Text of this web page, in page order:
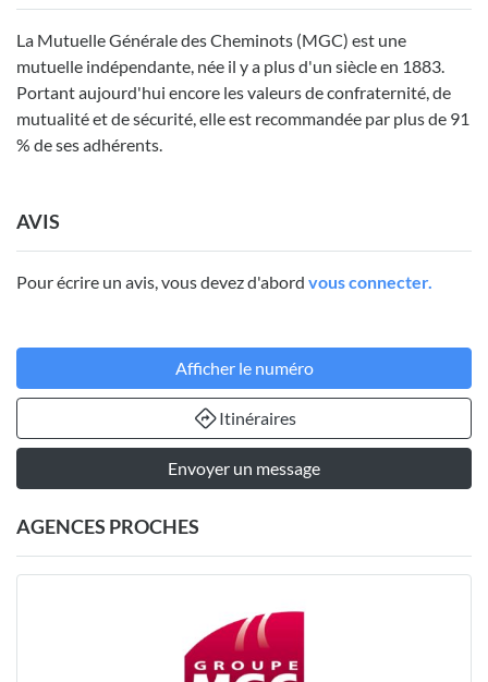
La Mutuelle Générale des Cheminots (MGC) est une
mutuelle indépendante, née il y a plus d'un siècle en 1883.
Portant aujourd'hui encore les valeurs de confraternité, de
mutualité et de sécurité, elle est recommandée par plus de 91
% de ses adhérents.
AVIS
Pour écrire un avis, vous devez d'abord vous connecter.
Afficher le numéro
Itinéraires
Envoyer un message
AGENCES PROCHES